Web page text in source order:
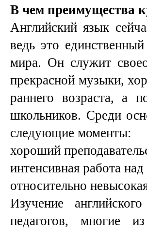
В чем преимущества
Английский язык
ведь это
мира. Он служит
прекрасной музыки,
раннего возраста, а
школьников. Среди
следующие моменты:
хороший
интенсивная работа
относительно
Изучение
педагогов, многие